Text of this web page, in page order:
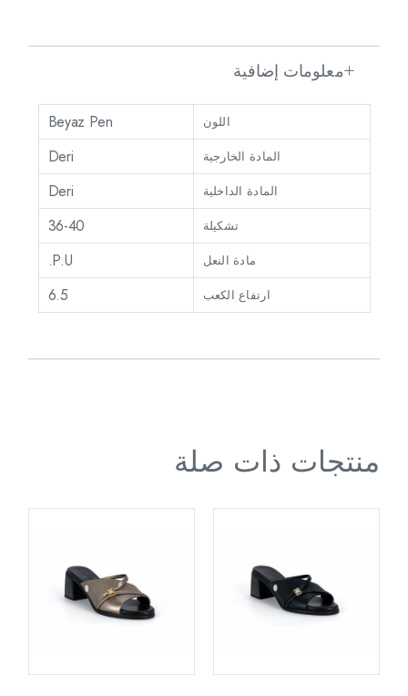
معلومات إضافية
اللون Beyaz Pen
المادة الخارجية Deri
المادة الداخلية Deri
تشكيلة 36-40
مادة النعل P.U.
ارتفاع الكعب 6.5
منتجات ذات صلة